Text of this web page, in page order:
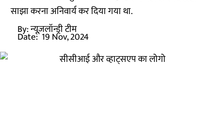
साझा करना अनिवार्य कर दिया गया था.
By:न्यूज़लॉन्ड्री टीम
Date: 19 Nov, 2024